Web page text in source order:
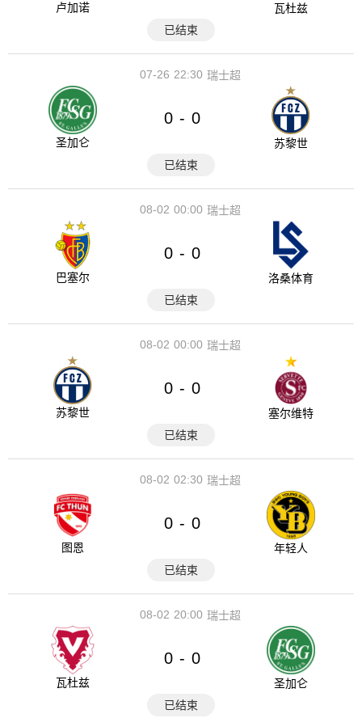
卢加诺
瓦杜兹
已结束
22:30
07-26 瑞士超
圣加仑
0 - 0
苏黎世
已结束
00:00
08-02 瑞士超
巴塞尔
0 - 0
洛桑体育
已结束
00:00
08-02 瑞士超
苏黎世
0 - 0
塞尔维特
已结束
02:30
08-02 瑞士超
图恩
0 - 0
年轻人
已结束
20:00
08-02 瑞士超
瓦杜兹
0 - 0
圣加仑
已结束